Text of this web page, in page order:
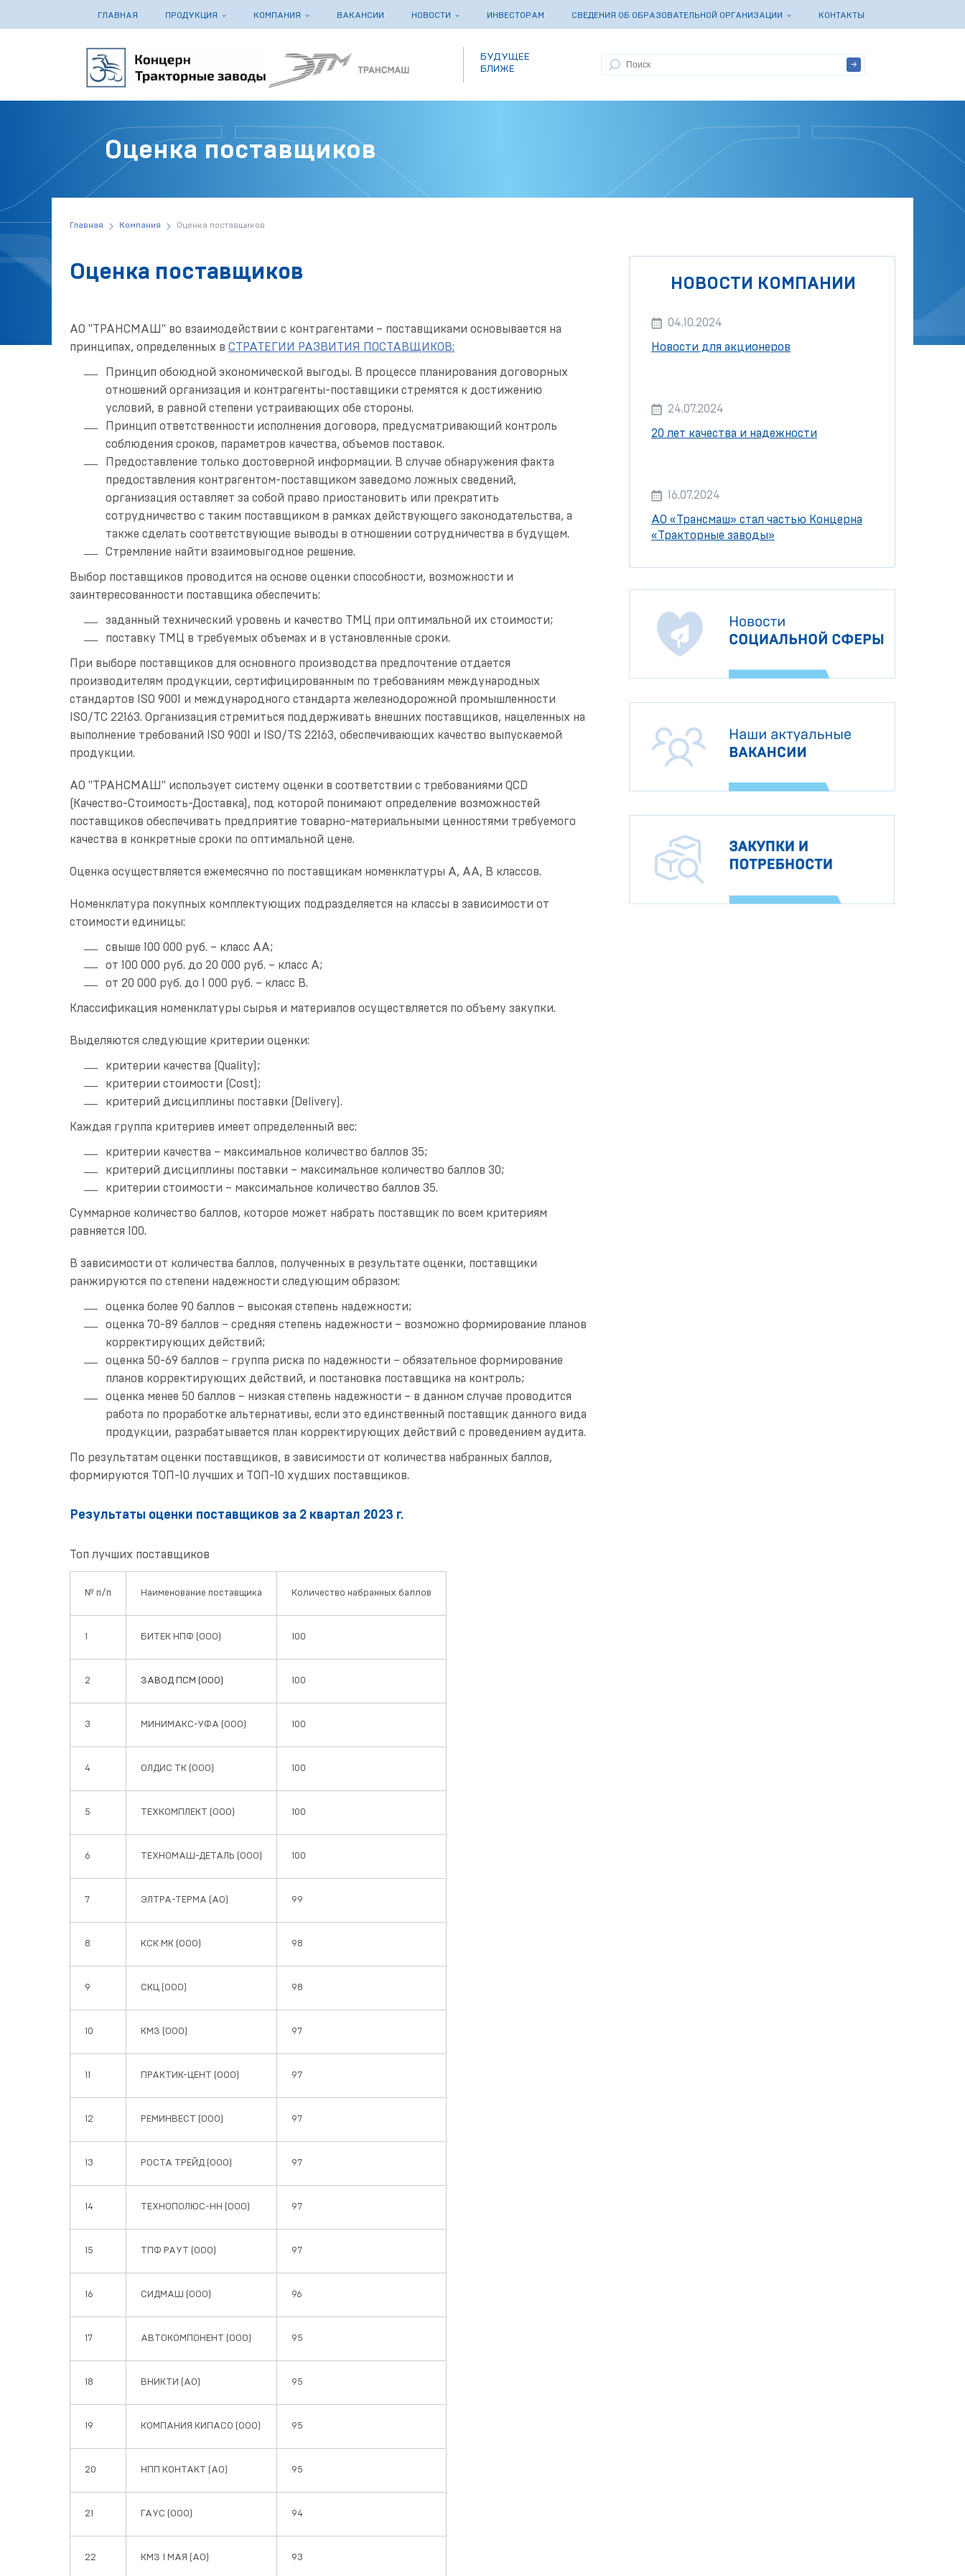
ГЛАВНАЯ ПРОДУКЦИЯ КОМПАНИЯ ВАКАНСИИ НОВОСТИ ИНВЕСТОРАМ СВЕДЕНИЯ ОБ ОБРАЗОВАТЕЛЬНОЙ ОРГАНИЗАЦИИ КОНТАКТЫ
БУДУЩЕЕ
БЛИЖЕ
Оценка поставщиков
Главная Компания Оценка поставщиков
Оценка поставщиков
АО "ТРАНСМАШ" во взаимодействии с контрагентами – поставщиками основывается на
принципах, определенных в СТРАТЕГИИ РАЗВИТИЯ ПОСТАВЩИКОВ:
Принцип обоюдной экономической выгоды. В процессе планирования договорных
отношений организация и контрагенты-поставщики стремятся к достижению
условий, в равной степени устраивающих обе стороны.
Принцип ответственности исполнения договора, предусматривающий контроль
соблюдения сроков, параметров качества, объемов поставок.
Предоставление только достоверной информации. В случае обнаружения факта
предоставления контрагентом-поставщиком заведомо ложных сведений,
организация оставляет за собой право приостановить или прекратить
сотрудничество с таким поставщиком в рамках действующего законодательства, а
также сделать соответствующие выводы в отношении сотрудничества в будущем.
Стремление найти взаимовыгодное решение.
Выбор поставщиков проводится на основе оценки способности, возможности и
заинтересованности поставщика обеспечить:
заданный технический уровень и качество ТМЦ при оптимальной их стоимости;
поставку ТМЦ в требуемых объемах и в установленные сроки.
При выборе поставщиков для основного производства предпочтение отдается
производителям продукции, сертифицированным по требованиям международных
стандартов ISO 9001 и международного стандарта железнодорожной промышленности
ISO/TC 22163. Организация стремиться поддерживать внешних поставщиков, нацеленных на
выполнение требований ISO 9001 и ISO/TS 22163, обеспечивающих качество выпускаемой
продукции.
АО "ТРАНСМАШ" использует систему оценки в соответствии с требованиями QCD
(Качество-Стоимость-Доставка), под которой понимают определение возможностей
поставщиков обеспечивать предприятие товарно-материальными ценностями требуемого
качества в конкретные сроки по оптимальной цене.
Оценка осуществляется ежемесячно по поставщикам номенклатуры А, АА, В классов.
Номенклатура покупных комплектующих подразделяется на классы в зависимости от
стоимости единицы:
свыше 100 000 руб. – класс АА;
от 100 000 руб. до 20 000 руб. – класс А;
от 20 000 руб. до 1 000 руб. – класс В.
Классификация номенклатуры сырья и материалов осуществляется по объему закупки.
Выделяются следующие критерии оценки:
критерии качества (Quality);
критерии стоимости (Cost);
критерий дисциплины поставки (Delivery).
Каждая группа критериев имеет определенный вес:
критерии качества – максимальное количество баллов 35;
критерий дисциплины поставки – максимальное количество баллов 30;
критерии стоимости – максимальное количество баллов 35.
Суммарное количество баллов, которое может набрать поставщик по всем критериям
равняется 100.
В зависимости от количества баллов, полученных в результате оценки, поставщики
ранжируются по степени надежности следующим образом:
оценка более 90 баллов – высокая степень надежности;
оценка 70-89 баллов – средняя степень надежности – возможно формирование планов
корректирующих действий;
оценка 50-69 баллов – группа риска по надежности – обязательное формирование
планов корректирующих действий, и постановка поставщика на контроль;
оценка менее 50 баллов – низкая степень надежности – в данном случае проводится
работа по проработке альтернативы, если это единственный поставщик данного вида
продукции, разрабатывается план корректирующих действий с проведением аудита.
По результатам оценки поставщиков, в зависимости от количества набранных баллов,
формируются ТОП-10 лучших и ТОП-10 худших поставщиков.
Результаты оценки поставщиков за 2 квартал 2023 г.
Топ лучших поставщиков
№ п/п Наименование поставщика Количество набранных баллов
1 БИТЕК НПФ (ООО) 100
2 ЗАВОД ПСМ (ООО) 100
3 МИНИМАКС-УФА (ООО) 100
4 ОЛДИС ТК (ООО) 100
5 ТЕХКОМПЛЕКТ (ООО) 100
6 ТЕХНОМАШ-ДЕТАЛЬ (ООО) 100
7 ЭЛТРА-ТЕРМА (АО) 99
8 КСК МК (ООО) 98
9 СКЦ (ООО) 98
10 КМЗ (ООО) 97
11 ПРАКТИК-ЦЕНТ (ООО) 97
12 РЕМИНВЕСТ (ООО) 97
13 РОСТА ТРЕЙД (ООО) 97
14 ТЕХНОПОЛЮС-НН (ООО) 97
15 ТПФ РАУТ (ООО) 97
16 СИДМАШ (ООО) 96
17 АВТОКОМПОНЕНТ (ООО) 95
18 ВНИКТИ (АО) 95
19 КОМПАНИЯ КИПАСО (ООО) 95
20 НПП КОНТАКТ (АО) 95
21 ГАУС (ООО) 94
22 КМЗ 1 МАЯ (АО) 93
НОВОСТИ КОМПАНИИ
04.10.2024
Новости для акционеров
24.07.2024
20 лет качества и надежности
16.07.2024
АО «Трансмаш» стал частью Концерна
«Тракторные заводы»